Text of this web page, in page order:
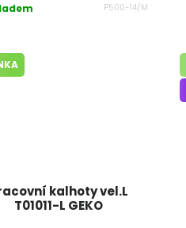
P500-14/M
kalhoty vel.L
T01011-L GEKO